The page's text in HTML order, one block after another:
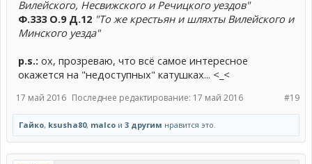
Вилейского, Несвижского и Речицкого уездов"
Ф.333 О.9 Д.12 "То же крестьян и шляхты Вилейского и
Минского уезда"
p.s.: ох, прозреваю, что всё самое интересное
окажется на "недоступных" катушках... <_<
#19
17 май 2016 Последнее редактирование: 17 май 2016
Гайко, ksusha80, malco и 3 другим нравится это.